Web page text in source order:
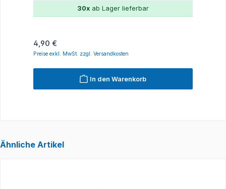
30x ab Lager lieferbar
Regulärer Preis:
4,90 €
Preise exkl. MwSt. zzgl. Versandkosten
In den Warenkorb
Ähnliche Artikel